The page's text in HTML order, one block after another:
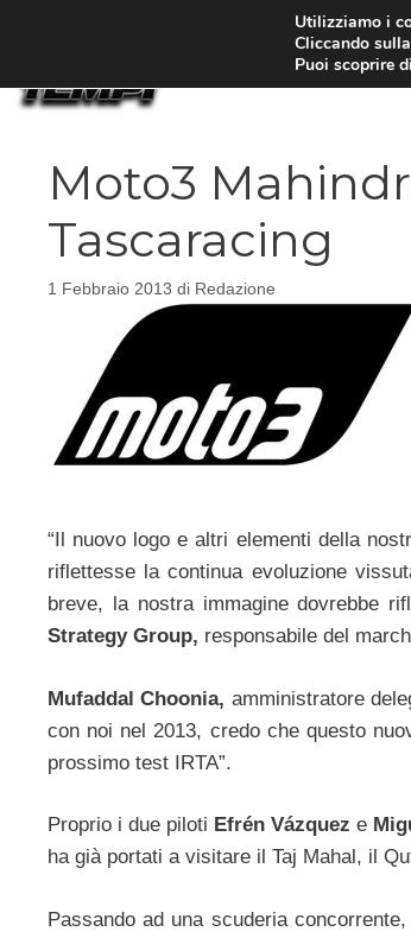
Moto3
Tascaracing
1 Febbraio 2013 di Redazione
“Il nuovo logo e altri elementi della
riflettesse la continua evoluzione
breve, la nostra immagine dovrebbe
Strategy Group, responsabile del
Mufaddal Choonia, amministratore
con noi nel 2013, credo che questo
prossimo test IRTA”.
Proprio i due piloti Efrén Vázquez e
ha già portati a visitare il Taj Mahal, il
Passando ad una scuderia
Utilizziamo i
Cliccando
Puoi scoprire